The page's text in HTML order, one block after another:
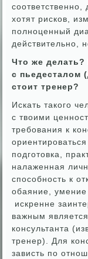
хотят рисков,
полноценный
действительно,
Что же
с пьедесталом
стоит тренер?
Искать такого
с твоими
требования к
подготовка,
налаженная
способность к
обаяние, умение
искренне
важным
консультанта
тренер). Для
зависть по